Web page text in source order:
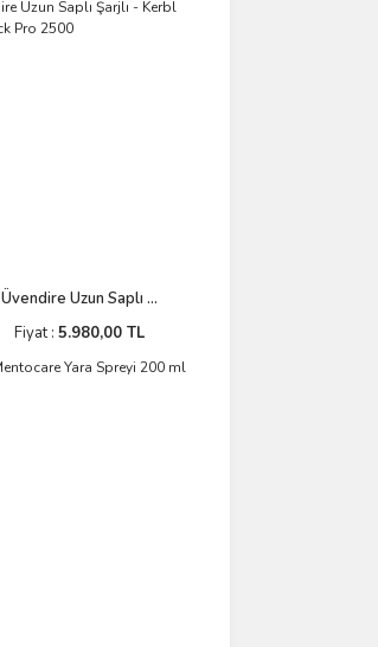
Üvendire Uzun Saplı ...
Fiyat : 5.980,00 TL